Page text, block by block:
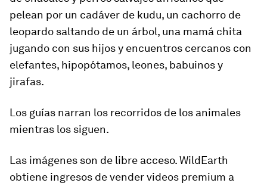
pelean por un cadáver de kudu, un cachorro de
leopardo saltando de un árbol, una mamá chita
jugando con sus hijos y encuentros cercanos con
elefantes, hipopótamos, leones, babuinos y
jirafas.
Los guías narran los recorridos de los animales
mientras los siguen.
Las imágenes son de libre acceso. WildEarth
obtiene ingresos de vender videos premium a